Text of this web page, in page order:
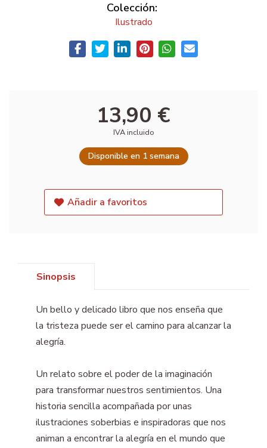
Colección:
Ilustrado
13,90 €
IVA incluido
Disponible en 1 semana
Añadir a favoritos
Sinopsis
Un bello y delicado libro que nos enseña que
la tristeza puede ser el camino para alcanzar la
alegría.
Un relato sobre el poder de la imaginación
para transformar nuestros sentimientos. Una
historia sencilla acompañada por unas
ilustraciones soberbias e inspiradoras que nos
animan a encontrar la alegría en el mundo que